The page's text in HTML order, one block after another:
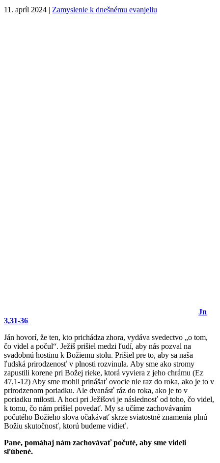
11. apríl 2024 | Zamyslenie k dnešnému evanjeliu
Jn
3,31-36
Ján hovorí, že ten, kto prichádza zhora, vydáva svedectvo „o tom,
čo videl a počul“. Ježiš prišiel medzi ľudí, aby nás pozval na
svadobnú hostinu k Božiemu stolu. Prišiel pre to, aby sa naša
ľudská prirodzenosť v plnosti rozvinula. Aby sme ako stromy
zapustili korene pri Božej rieke, ktorá vyviera z jeho chrámu (Ez
47,1-12) Aby sme mohli prinášať ovocie nie raz do roka, ako je to v
prirodzenom poriadku. Ale dvanásť ráz do roka, ako je to v
poriadku milosti. A hoci pri Ježišovi je následnosť od toho, čo videl,
k tomu, čo nám prišiel povedať. My sa učíme zachovávaním
počutého Božieho slova očakávať skrze sviatostné znamenia plnú
Božiu skutočnosť, ktorú budeme vidieť.
Pane, pomáhaj nám zachovávať počuté, aby sme videli
sľúbené.